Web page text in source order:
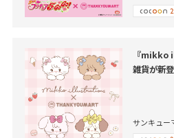
『mikko
雑貨が新登
サンキュー